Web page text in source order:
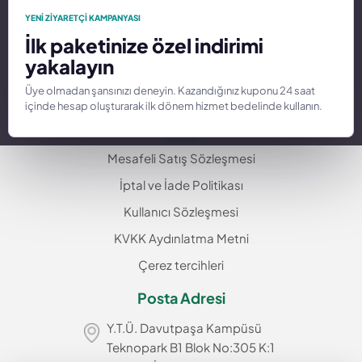
Alan Adı
Hizmetler
Mesafeli Satış Sözleşmesi
İptal ve İade Politikası
Kullanıcı Sözleşmesi
KVKK Aydınlatma Metni
Çerez tercihleri
Posta Adresi
Y.T.Ü. Davutpaşa Kampüsü
Teknopark B1 Blok No:305 K:1
YENI ZIYARETÇI KAMPANYASI
İlk paketinize özel indirimi
yakalayın
Üye olmadan şansınızı deneyin. Kazandığınız kuponu 24 saat
içinde hesap oluşturarak ilk dönem hizmet bedelinde kullanın.